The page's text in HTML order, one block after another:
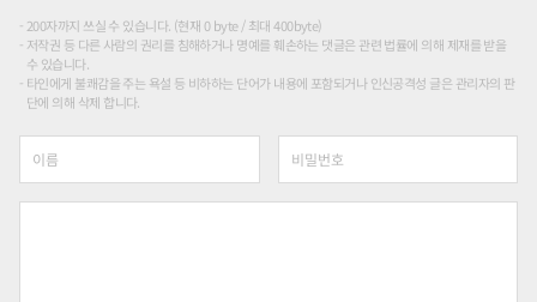
200자까지 쓰실 수 있습니다. (현재 0 byte / 최대 400byte)
저작권 등 다른 사람의 권리를 침해하거나 명예를 훼손하는 댓글은 관련 법률에 의해 제재를 받을
수 있습니다.
타인에게 불쾌감을 주는 욕설 등 비하하는 단어가 내용에 포함되거나 인신공격성 글은 관리자의 판
단에 의해 삭제 합니다.